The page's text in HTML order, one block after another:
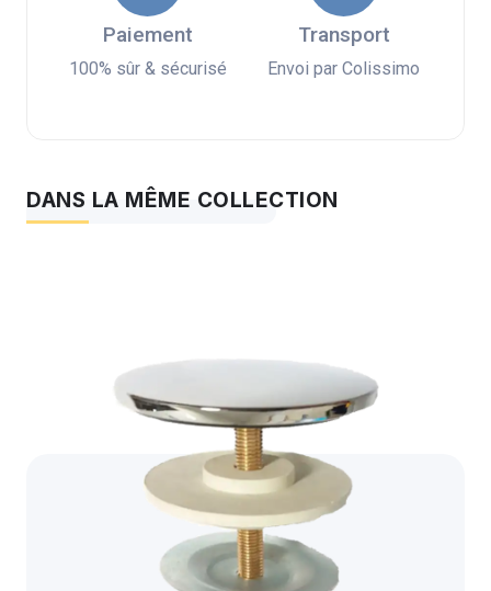
Paiement
100% sûr & sécurisé
Transport
Envoi par Colissimo
DANS LA MÊME COLLECTION